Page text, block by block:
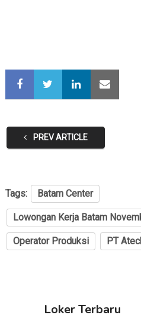
PREV ARTICLE
Tags: Batam Center
Lowongan Kerja Batam
Operator Produksi PT
Loker Terbaru